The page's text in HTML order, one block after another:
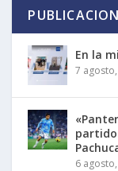
En la
7
6